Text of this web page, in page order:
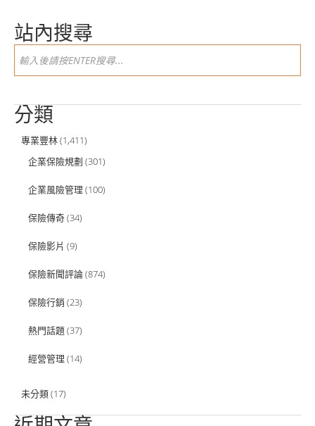
站內搜尋
分類
專業豐林(1,411)
企業保險規劃 (301)
企業風險管理 (100)
保險傳奇(34)
保險影片 (9)
保險新聞評論(874)
保險行銷 (23)
熱門話題(37)
經營管理 (14)
未分類(17)